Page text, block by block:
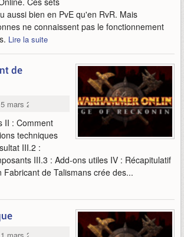
aussi bien en PvE qu'en RvR. Mais
ne connaissent pas le fonctionnement
Lire la suite
de
mars 2009
II : Comment
techniques
III.2 :
III.3 : Add-ons utiles IV : Récapitulatif
de Talismans crée des...